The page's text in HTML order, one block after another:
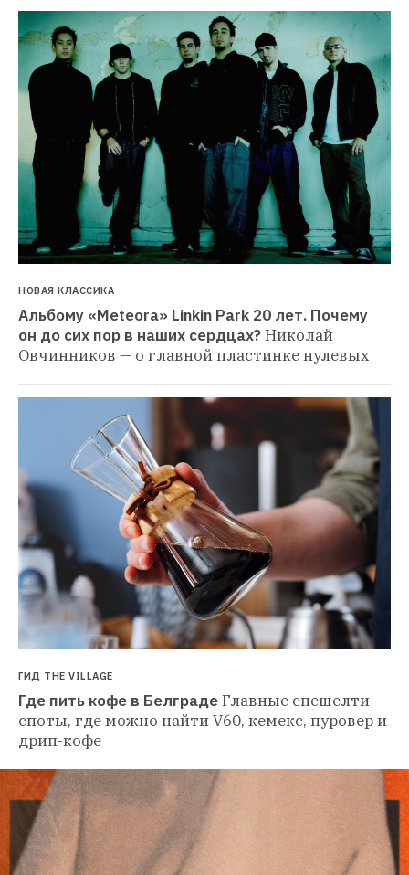
НОВАЯ КЛАССИКА
Альбому «Meteora» Linkin Park 20 лет. Почему
он до сих пор в наших сердцах?Николай
Овчинников — о главной пластинке нулевых
ГИД THE VILLAGE
Где пить кофе в БелградеГлавные спешелти-
споты, где можно найти V60, кемекс, пуровер и
дрип-кофе